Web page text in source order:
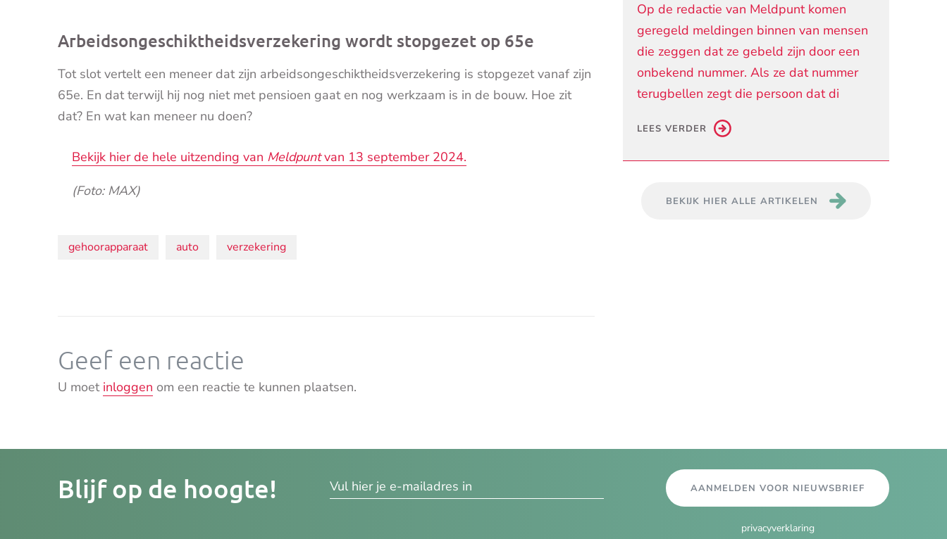
Arbeidsongeschiktheidsverzekering wordt stopgezet op 65e
Tot slot vertelt een meneer dat zijn arbeidsongeschiktheidsverzekering is stopgezet vanaf zijn
65e. En dat terwijl hij nog niet met pensioen gaat en nog werkzaam is in de bouw. Hoe zit
dat? En wat kan meneer nu doen?
Bekijk hier de hele uitzending van Meldpuntvan 13 september 2024.
(Foto: MAX)
Onderwerpen:
gehoorapparaat auto verzekering
Geef een reactie
U moet inloggen om een reactie te kunnen plaatsen.
Op de redactie van Meldpunt komen
geregeld meldingen binnen van mensen
die zeggen dat ze gebeld zijn door een
onbekend nummer. Als ze dat nummer
terugbellen zegt die persoon dat di
LEES VERDER
BEKIJK HIER ALLE ARTIKELEN
Blijf op de hoogte! AANMELDEN VOOR NIEUWSBRIEF
privacyverklaring